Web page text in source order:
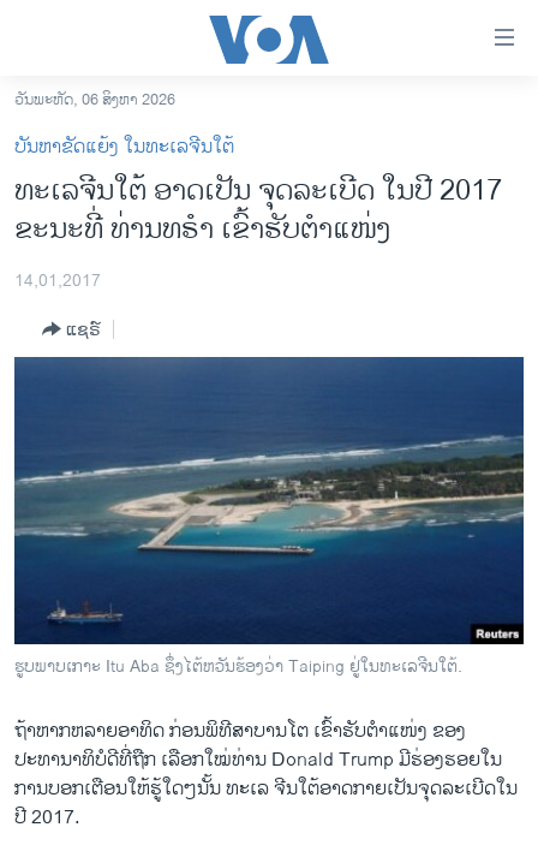
ເຂົ້າ
ຫາ
ຂ້າມ
ຂ້າມ
ຫາ
ອາເມຣິກາ
ຂ່າວ​ຈີນ
ໂລກ
ຊີວິດຊາວລາວ
ຊຸມຊົນຊາວລາວ
ວິທະຍາສາດ-ເທັກໂນໂລຈີ
ທຸລະກິດ
ພາສາອັງກິດ
ວີດີໂອ
ສຽງ
ລາຍການກະຈາຍສຽງ
ລາຍງານ
ຕິດຕາມພວກເຮົາ ທີ່
ວັນພະຫັດ, 06 ສິງຫາ 2026
ບັນຫາຂັດແຍ້ງ ໃນທະເລຈີນໃຕ້
ທະເລຈີນໃຕ້ ອາດເປັນ ຈຸດລະເບີດ ໃນປີ 2017
ຂະນະທີ່ ທ່ານທຣໍາ ເຂົ້າຮັບຕຳແໜ່ງ
14,01,2017
ແຊຣ໌
ຮູບພາບເກາະ Itu Aba ຊຶ່ງໄຕ້ຫວັນຮ້ອງວ່າ Taiping ຢູ່ໃນທະເລຈີນໃຕ້.
ຖ້າຫາກຫລາຍອາທິດ ກ່ອນພິທີສາບານໂຕ ເຂົ້າຮັບຕຳແໜ່ງ ຂອງ
ປະທານາທິບໍດີທີ່ຖືກ ເລືອກໃໝ່ທ່ານ Donald Trump ມີຮ່ອງຮອຍ​ໃ​ນ
ການບອກເຕືອນໃຫ້ຮູ້ໃດໆນັ້ນ ທະເລ ຈີນໃຕ້ອາດກາຍເປັນຈຸດລະ​ເບີດໃນ
ປີ 2017.